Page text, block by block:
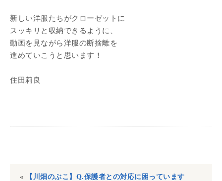
新しい洋服たちがクローゼットに
スッキリと収納できるように、
動画を見ながら洋服の断捨離を
進めていこうと思います！
住田莉良
«
【川畑のぶこ】Q.保護者との対応に困っています